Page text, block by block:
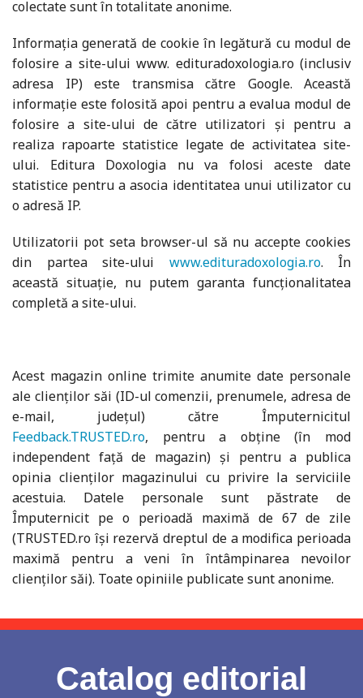
colectate sunt în totalitate anonime.
Informația generată de cookie în legătură cu modul de
folosire a site-ului www. edituradoxologia.ro (inclusiv
adresa IP) este transmisa către Google. Această
informație este folosită apoi pentru a evalua modul de
folosire a site-ului de către utilizatori și pentru a
realiza rapoarte statistice legate de activitatea site-
ului. Editura Doxologia nu va folosi aceste date
statistice pentru a asocia identitatea unui utilizator cu
o adresă IP.
Utilizatorii pot seta browser-ul să nu accepte cookies
din partea site-ului www.edituradoxologia.ro. În
această situație, nu putem garanta funcționalitatea
completă a site-ului.
Acest magazin online trimite anumite date personale
ale clienților săi (ID-ul comenzii, prenumele, adresa de
e-mail, județul) către Împuternicitul
Feedback.TRUSTED.ro, pentru a obține (în mod
independent față de magazin) și pentru a publica
opinia clienților magazinului cu privire la serviciile
acestuia. Datele personale sunt păstrate de
Împuternicit pe o perioadă maximă de 67 de zile
(TRUSTED.ro își rezervă dreptul de a modifica perioada
maximă pentru a veni în întâmpinarea nevoilor
clienților săi). Toate opiniile publicate sunt anonime.
Catalog editorial